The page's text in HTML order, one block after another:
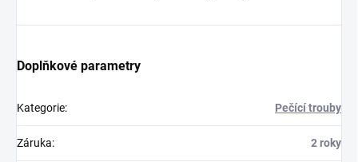
Doplňkové parametry
Kategorie: Pečící trouby
Záruka: 2 roky